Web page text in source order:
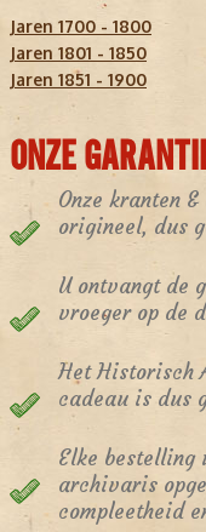
Jaren 1700 - 1800
Jaren 1801 - 1850
Jaren 1851 - 1900
ONZE
Onze kranten
origineel, dus
U ontvangt de
vroeger op de
Het Historisch
cadeau is dus
Elke bestelling
archivaris
compleetheid